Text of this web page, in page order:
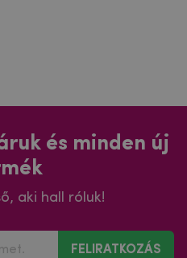
és minden új
aki hall róluk!
FELIRATKOZÁS